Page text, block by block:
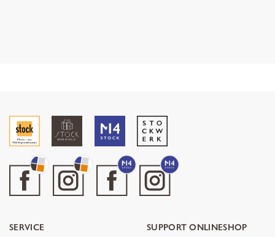
SERVICE SUPPORT ONLINESHOP